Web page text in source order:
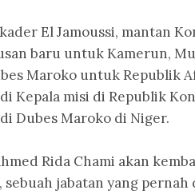
El Jamoussi, mantan
baru untuk Kamerun,
Maroko untuk Republik
Kepala misi di Republik
Dubes Maroko di Niger.
Rida Chami akan
jabatan yang